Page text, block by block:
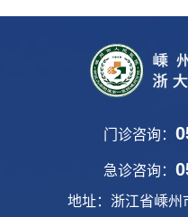
门诊咨询：
急诊咨询：
地址：浙江省嵊州